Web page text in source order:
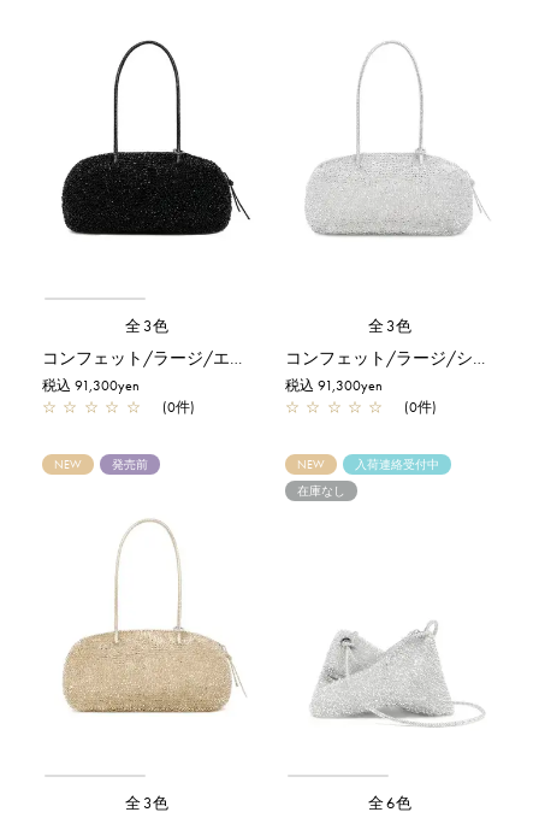
全3色
コンフェット/ラージ/エナメルブラック
税込 91,300yen
☆ ☆ ☆ ☆ ☆ (0件)
全3色
コンフェット/ラージ/シルバー
税込 91,300yen
☆ ☆ ☆ ☆ ☆ (0件)
NEW 発売前
全3色
NEW
入荷連絡受付中
在庫なし
全6色